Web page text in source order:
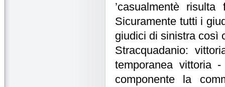
’casualmentè
Sicuramente tutti i
giudici di sinistra così
Stracquadanio:
temporanea vittoria
componente la